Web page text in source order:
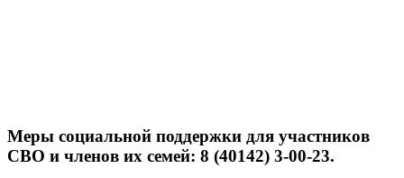
Меры социальной поддержки для участников
СВО и членов их семей: 8 (40142) 3-00-23.